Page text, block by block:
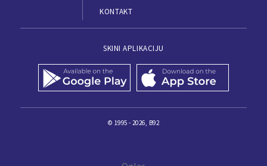
KONTAKT
SKINI APLIKACIJU
© 1995 - 2026, B92